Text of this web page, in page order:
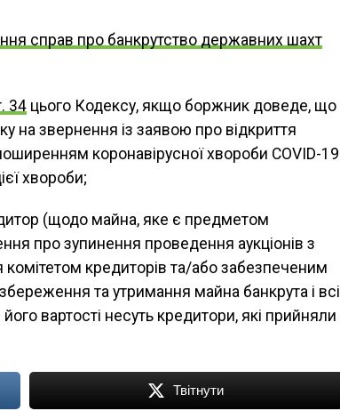
справ про банкрутство державних шахт
34 цього Кодексу, якщо боржник доведе, що
на звернення із заявою про відкриття
коронавірусної хвороби COVID-19
хвороби;
(щодо майна, яке є предметом
про зупинення проведення аукціонів з
кредиторів та/або забезпеченим
та утримання майна банкрута і всі
вартості несуть кредитори, які прийняли
Твітнути